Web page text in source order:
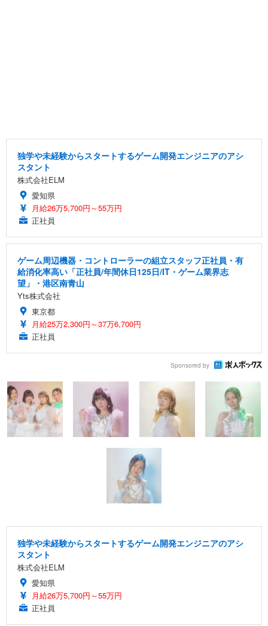
独学や未経験からスタートするゲーム開発エンジニアのアシ
スタント
株式会社ELM
愛知県
月給26万5,700円～55万円
正社員
ゲーム周辺機器・コントローラーの組立スタッフ正社員・有
給消化率高い「正社員/年間休日125日/IT・ゲーム業界志
望」・港区南青山
Yts株式会社
東京都
月給25万2,300円～37万6,700円
正社員
Sponsored by
独学や未経験からスタートするゲーム開発エンジニアのアシ
スタント
株式会社ELM
愛知県
月給26万5,700円～55万円
正社員